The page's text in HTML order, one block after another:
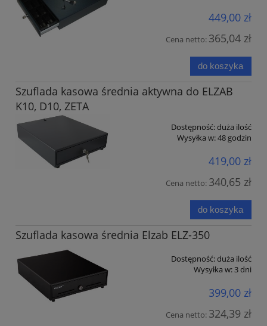
449,00 zł
Cena netto: 365,04 zł
do koszyka
Szuflada kasowa średnia aktywna do ELZAB
K10, D10, ZETA
Dostępność:duża ilość
Wysyłka w:48 godzin
419,00 zł
Cena netto: 340,65 zł
do koszyka
Szuflada kasowa średnia Elzab ELZ-350
Dostępność:duża ilość
Wysyłka w:3 dni
399,00 zł
Cena netto: 324,39 zł